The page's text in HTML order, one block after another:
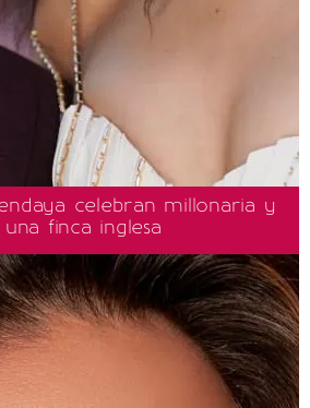
celebran millonaria y
finca inglesa